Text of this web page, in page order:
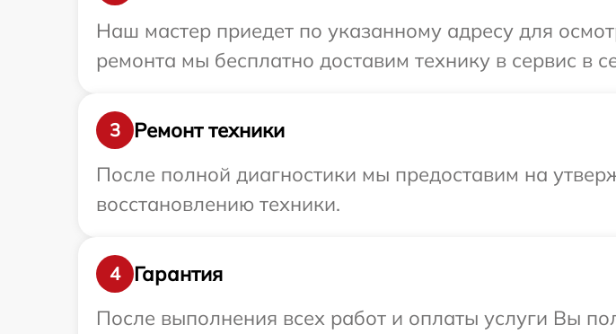
Наш мастер приедет по указанному адресу для
ремонта мы бесплатно доставим технику в сервис в
3
Ремонт техники
После полной диагностики мы предоставим на
восстановлению техники.
4
Гарантия
После выполнения всех работ и оплаты услуги Вы